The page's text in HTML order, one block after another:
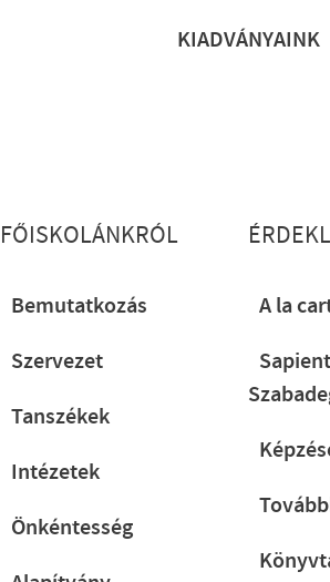
KIADVÁNYAINK
FŐISKOLÁNKRÓL
Bemutatkozás
Szervezet
Tanszékek
Intézetek
Önkéntesség
A la